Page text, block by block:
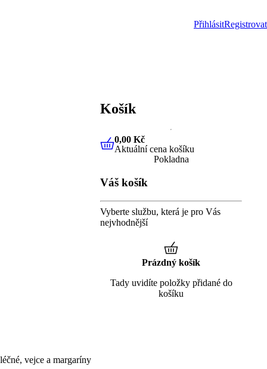
PřihlásitRegistrovat
vejce a margaríny
Košík
0,00 KčAktuální cena košíku
0,00 Kč
Aktuální cena košíku
Pokladna
Váš košík
Vyberte službu, která je pro Vás
nejvhodnější
Prázdný košík
Tady uvidíte položky přidané do
košíku